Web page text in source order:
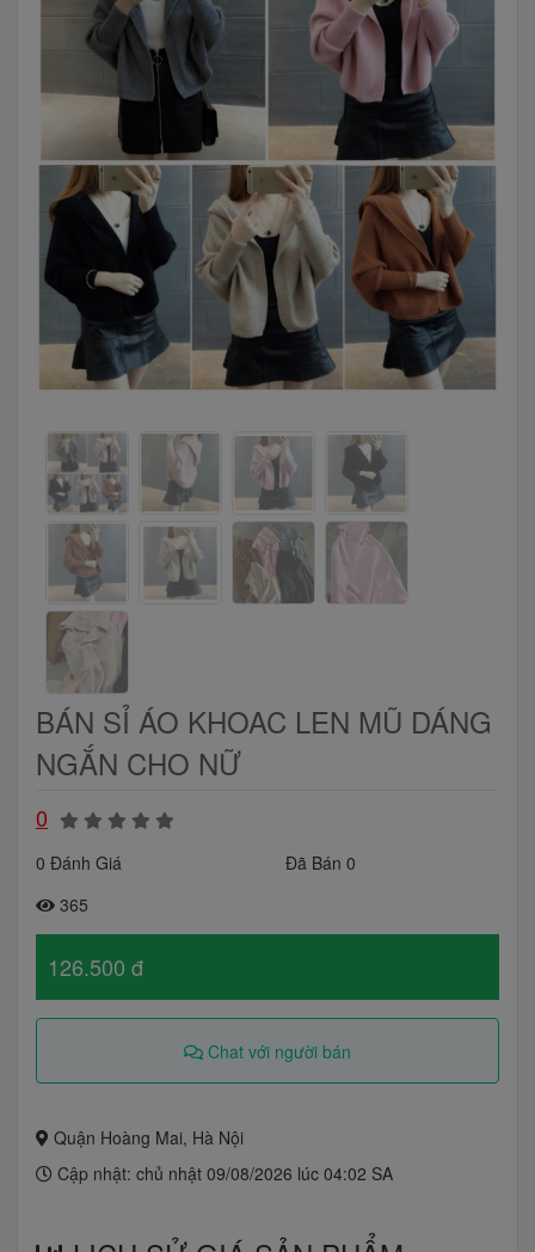
BÁN SỈ ÁO KHOAC LEN MŨ DÁNG
NGẮN CHO NỮ
0
0 Đánh Giá
Đã Bán 0
365
126.500 đ
Chat với người bán
Quận Hoàng Mai, Hà Nội
Cập nhật: chủ nhật 09/08/2026 lúc 04:02 SA